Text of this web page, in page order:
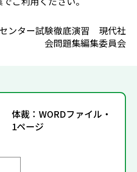
ンター試験徹底演習 現代社
会問題集編集委員会
体裁：WORDファイル・
1ページ